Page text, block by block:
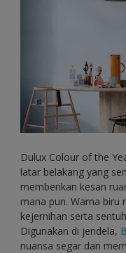
Dulux Colour of the
latar belakang yang
memberikan kesan
mana pun. Warna biru
kejernihan serta
Digunakan di jendela,
nuansa segar dan